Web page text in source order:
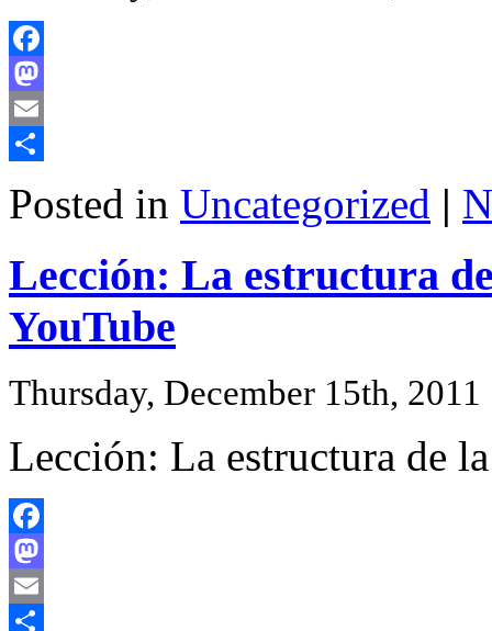
Facebook
Mastodon
Email
Posted in Uncategorized |
Lección: La estructura
YouTube
Thursday, December 15th, 2011
Lección: La estructura de
Facebook
Mastodon
Email